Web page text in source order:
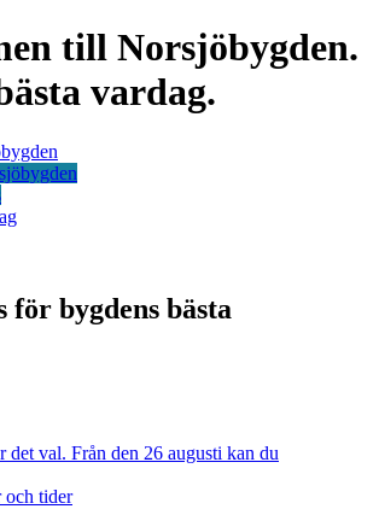
till Norsjöbygden.
vardag.
för bygdens bästa
det val. Från den 26 augusti kan du
och tider